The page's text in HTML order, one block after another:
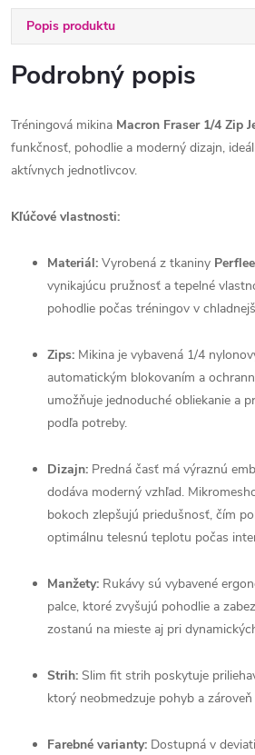
Popis produktu
Podrobný popis
Tréningová mikina Macron Fraser 1/4 Zip
funkčnosť, pohodlie a moderný dizajn,
aktívnych jednotlivcov.
Kľúčové vlastnosti:
Materiál: Vyrobená z tkaniny
vynikajúcu pružnosť a tepelné
pohodlie počas tréningov v
Zips: Mikina je vybavená 1/4
automatickým blokovaním a
umožňuje jednoduché obliekanie a
podľa potreby.
Dizajn: Predná časť má výraznú
dodáva moderný vzhľad.
bokoch zlepšujú priedušnosť, čím
optimálnu telesnú teplotu počas
Manžety: Rukávy sú vybavené
palce, ktoré zvyšujú pohodlie a
zostanú na mieste aj pri
Strih: Slim fit strih poskytuje
ktorý neobmedzuje pohyb a
Farebné varianty: Dostupná v